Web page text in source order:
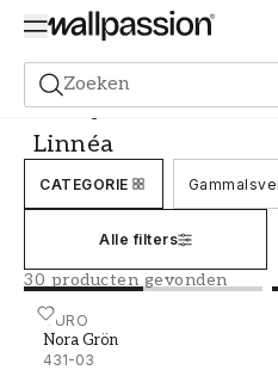
Zoeken
Behang Merk Duro Linnéa
Linnéa
CATEGORIE
Alle filters
30 producten gevonden
DURO
Nora Grön
431-03
Nora Grön - 431-03